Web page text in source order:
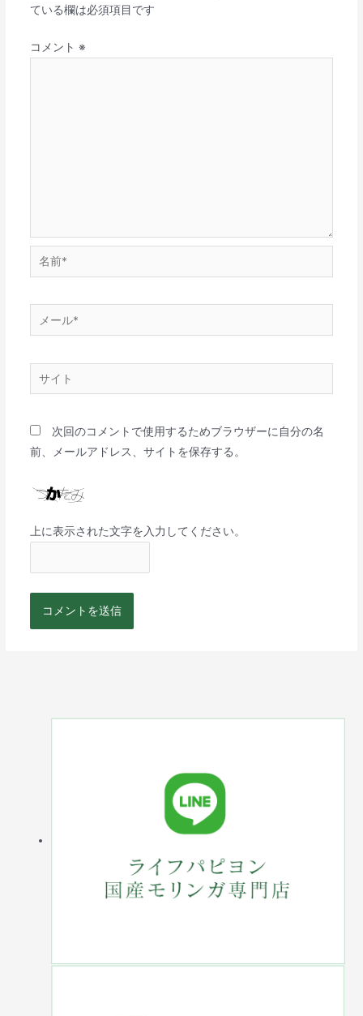
ている欄は必須項目です
コメント ※
次回のコメントで使用するためブラウザーに自分の名
前、メールアドレス、サイトを保存する。
上に表示された文字を入力してください。